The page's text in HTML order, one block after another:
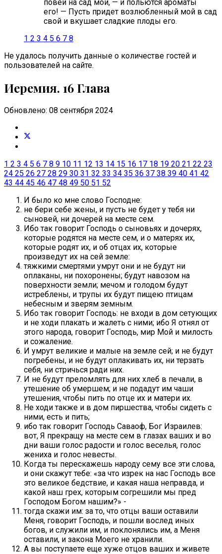
повей на сад мой, — и польются ароматы
его! — Пусть придет возлюбленный мой в сад
свой и вкушает сладкие плоды его.
1 2 3 4 5 6 7 8
Не удалось получить данные о количестве гостей и
пользователей на сайте.
Иеремия. 16 Глава
Обновлено: 08 сентября 2024
1 2 3 4 5 6 7 8 9 10 11 12 13 14 15 16 17 18 19 20 21 22 23
24 25 26 27 28 29 30 31 32 33 34 35 36 37 38 39 40 41 42
43 44 45 46 47 48 49 50 51 52
И было ко мне слово Господне:
не бери себе жены, и пусть не будет у тебя ни
сыновей, ни дочерей на месте сем.
Ибо так говорит Господь о сыновьях и дочерях,
которые родятся на месте сем, и о матерях их,
которые родят их, и об отцах их, которые
произведут их на сей земле:
тяжкими смертями умрут они и не будут ни
оплаканы, ни похоронены; будут навозом на
поверхности земли; мечом и голодом будут
истреблены, и трупы их будут пищею птицам
небесным и зверям земным.
Ибо так говорит Господь: не входи в дом сетующих
и не ходи плакать и жалеть с ними; ибо Я отнял от
этого народа, говорит Господь, мир Мой и милость
и сожаление.
И умрут великие и малые на земле сей; и не будут
погребены, и не будут оплакивать их, ни терзать
себя, ни стричься ради них.
И не будут преломлять для них хлеб в печали, в
утешение об умершем; и не подадут им чаши
утешения, чтобы пить по отце их и матери их.
Не ходи также и в дом пиршества, чтобы сидеть с
ними, есть и пить;
ибо так говорит Господь Саваоф, Бог Израилев:
вот, Я прекращу на месте сем в глазах ваших и во
дни ваши голос радости и голос веселья, голос
жениха и голос невесты.
Когда ты перескажешь народу сему все эти слова,
и они скажут тебе: «за что изрек на нас Господь все
это великое бедствие, и какая наша неправда, и
какой наш грех, которым согрешили мы пред
Господом Богом нашим?» -
тогда скажи им: за то, что отцы ваши оставили
Меня, говорит Господь, и пошли вослед иных
богов, и служили им, и поклонялись им, а Меня
оставили, и закона Моего не хранили.
А вы поступаете еще хуже отцов ваших и живете